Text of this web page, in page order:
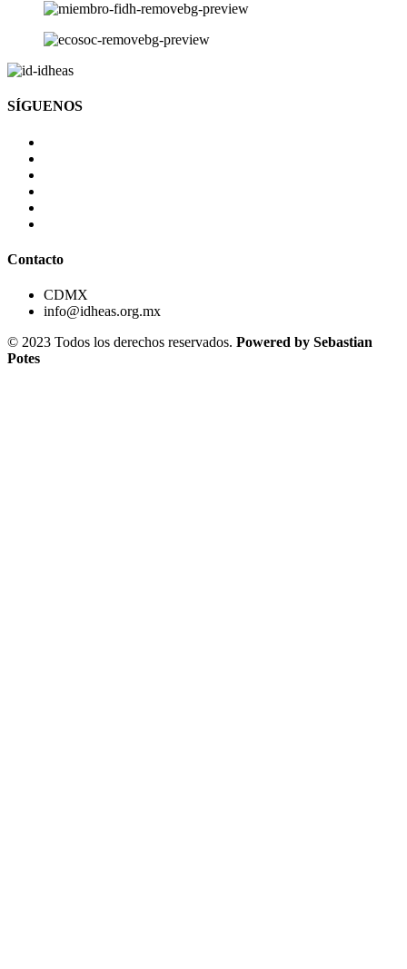
SÍGUENOS
Contacto
CDMX
info@idheas.org.mx
© 2023 Todos los derechos reservados. Powered by Sebastian
Potes